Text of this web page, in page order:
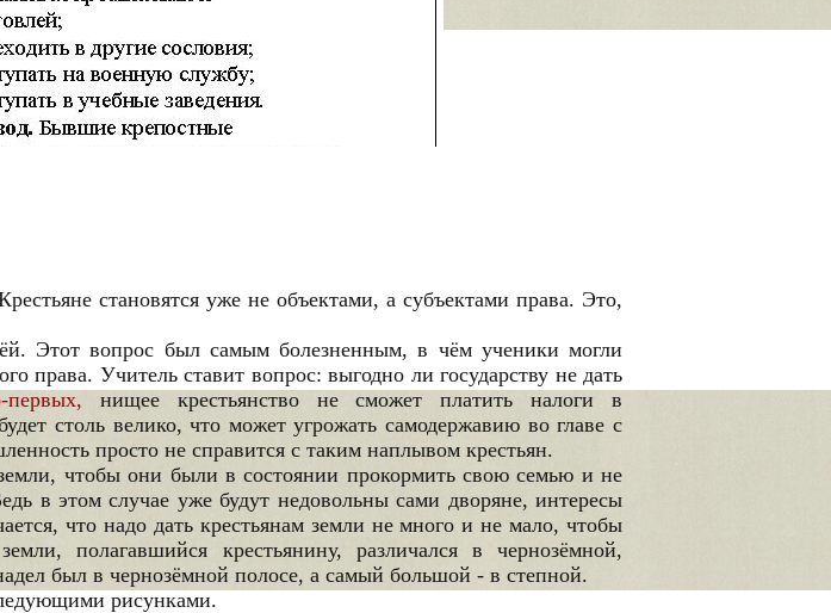
становятся уже не объектами, а субъектами права. Это,
Этот вопрос был самым болезненным, в чём ученики могли
права. Учитель ставит вопрос: выгодно ли государству не дать
нищее крестьянство не сможет платить налоги в
столь велико, что может угрожать самодержавию во главе с
просто не справится с таким наплывом крестьян.
земли, чтобы они были в состоянии прокормить свою семью и не
в этом случае уже будут недовольны сами дворяне, интересы
что надо дать крестьянам земли не много и не мало, чтобы
полагавшийся крестьянину, различался в чернозёмной,
был в чернозёмной полосе, а самый большой - в степной.
рисунками.